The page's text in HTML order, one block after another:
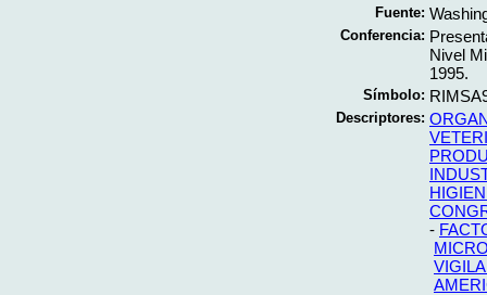
Fuente:
Conferencia:
Nivel
1995.
Símbolo:
Descriptores:
-